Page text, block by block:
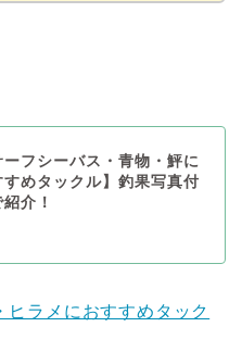
ーフシーバス・青物・鮃に
すめタックル】釣果写真付
紹介！
ヒラメにおすすめタック